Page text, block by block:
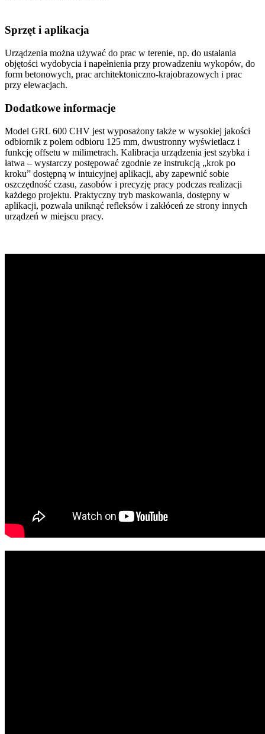
Sprzęt i aplikacja
Urządzenia można używać do prac w terenie, np. do ustalania
objętości wydobycia i napełnienia przy prowadzeniu wykopów, do
form betonowych, prac architektoniczno-krajobrazowych i prac
przy elewacjach.
Dodatkowe informacje
Model GRL 600 CHV jest wyposażony także w wysokiej jakości
odbiornik z polem odbioru 125 mm, dwustronny wyświetlacz i
funkcję offsetu w milimetrach. Kalibracja urządzenia jest szybka i
łatwa – wystarczy postępować zgodnie ze instrukcją „krok po
kroku” dostępną w intuicyjnej aplikacji, aby zapewnić sobie
oszczędność czasu, zasobów i precyzję pracy podczas realizacji
każdego projektu. Praktyczny tryb maskowania, dostępny w
aplikacji, pozwala uniknąć refleksów i zakłóceń ze strony innych
urządzeń w miejscu pracy.